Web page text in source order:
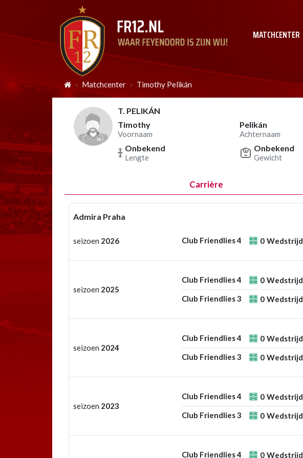
MATCHCENTER
Matchcenter Timothy Pelikán
T. PELIKÁN
Timothy
Voornaam
Pelikán
Achternaam
Onbekend
Lengte
Onbekend
Gewicht
Carrière
Admira Praha
seizoen 2026 Club Friendlies 4 0
seizoen 2025
Club Friendlies 4 0
Club Friendlies 3 0
seizoen 2024
Club Friendlies 4 0
Club Friendlies 3 0
seizoen 2023
Club Friendlies 4 0
Club Friendlies 3 0
Club Friendlies 4 0